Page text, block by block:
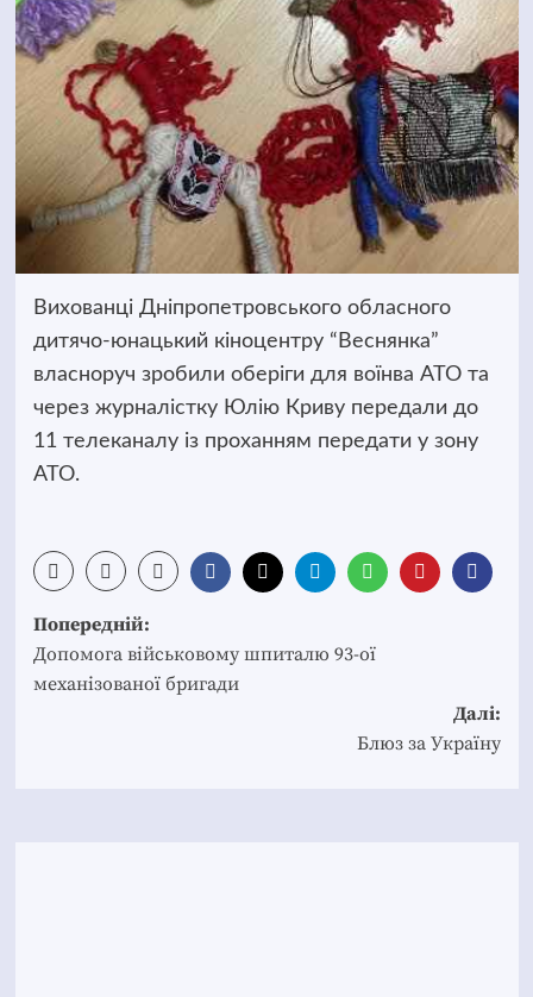
Вихованці Дніпропетровського обласного
дитячо-юнацький кіноцентру “Веснянка”
власноруч зробили оберіги для воїнва АТО та
через журналістку Юлію Криву передали до
11 телеканалу із проханням передати у зону
АТО.
Post
navigation
Попередній:
Допомога військовому шпиталю 93-ої
механізованої бригади
Далі:
Блюз за Україну